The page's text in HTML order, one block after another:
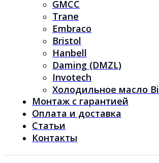
GMCC
Trane
Embraco
Bristol
Hanbell
Daming (DMZL)
Invotech
Холодильное масло
Монтаж с гарантией
Оплата и доставка
Статьи
Контакты